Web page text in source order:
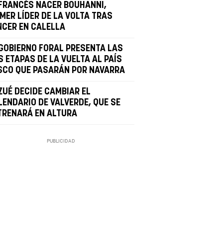
NACER BOUHANNI,
LÍDER DE LA VOLTA TRAS
EN CALELLA
FORAL PRESENTA LAS
ETAPAS DE LA VUELTA AL PAÍS
QUE PASARÁN POR NAVARRA
DECIDE CAMBIAR EL
DE VALVERDE, QUE SE
EN ALTURA